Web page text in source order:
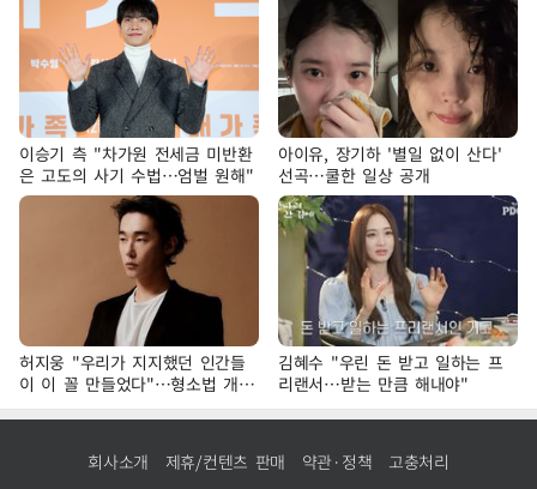
이승기 측 "차가원 전세금 미반환
은 고도의 사기 수법…엄벌 원해"
아이유, 장기하 '별일 없이 산다'
선곡…쿨한 일상 공개
허지웅 "우리가 지지했던 인간들
이 이 꼴 만들었다"…형소법 개정
에 격한 반응
김혜수 "우린 돈 받고 일하는 프
리랜서…받는 만큼 해내야"
회사소개 제휴/컨텐츠 판매 약관·정책 고충처리